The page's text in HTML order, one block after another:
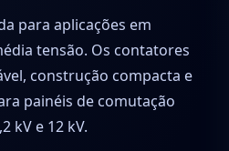
para aplicações em
tensão. Os contatores
construção compacta e
painéis de comutação
kV e 12 kV.